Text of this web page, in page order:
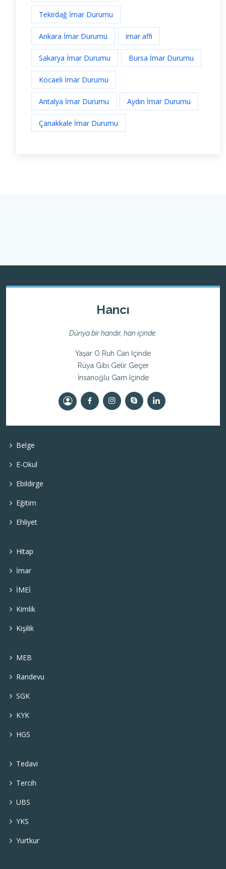
Tekirdağ İmar Durumu
Ankara İmar Durumu imar affı
Sakarya İmar Durumu Bursa İmar Durumu
Kocaeli İmar Durumu
Antalya İmar Durumu Aydın İmar Durumu
Çanakkale İmar Durumu
Hancı
Dünya bir handır, han içinde.
Yaşar O Ruh Can Içinde
Rüya Gibi Gelir Geçer
İnsanoğlu Gam Içinde
Belge
E-Okul
Ebildirge
Eğitim
Ehliyet
Hitap
İmar
İMEİ
Kimlik
Kişilik
MEB
Randevu
SGK
KYK
HGS
Tedavi
Tercih
UBS
YKS
Yurtkur